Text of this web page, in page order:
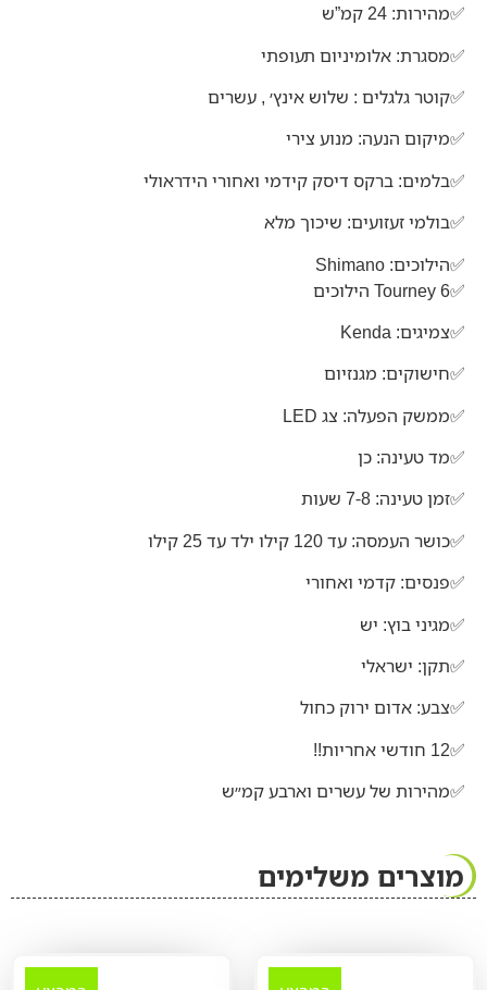
✅מהירות: 24 קמ”ש
✅מסגרת: אלומיניום תעופתי
✅קוטר גלגלים : שלוש אינץ׳ , עשרים
✅מיקום הנעה: מנוע צירי
✅בלמים: ברקס דיסק קידמי ואחורי הידראולי
✅בולמי זעזועים: שיכוך מלא
✅הילוכים: Shimano
✅Tourney 6
הילוכים
✅צמיגים: Kenda
✅חישוקים: מגנזיום
✅ממשק הפעלה: צג LED
✅מד טעינה: כן
✅זמן טעינה: 7-8 שעות
✅כושר העמסה: עד 120 קילו ילד עד 25 קילו
✅פנסים: קדמי ואחורי
✅מגיני בוץ: יש
✅תקן: ישראלי
✅צבע: אדום ירוק כחול
✅12 חודשי אחריות!!
✅מהירות של עשרים וארבע קמ״ש
מוצרים משלימים